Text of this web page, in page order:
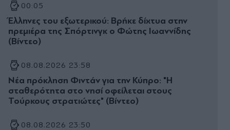
00:05
Έλληνες του εξωτερικού: Βρήκε δίχτυα στην
πρεμιέρα της Σπόρτινγκ ο Φώτης Ιωαννίδης
(Βίντεο)
08.08.2026 23:58
Νέα πρόκληση Φιντάν για την Κύπρο: "Η
σταθερότητα στο νησί οφείλεται στους
Τούρκους στρατιώτες" (Βίντεο)
08.08.2026 23:50